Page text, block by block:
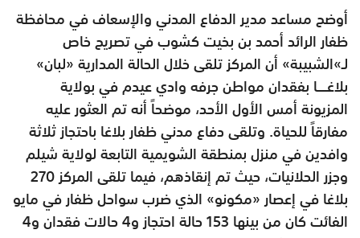
أوضح مساعد مدير الدفاع المدني والإسعاف في محافظة
ظفار الرائد أحمد بن بخيت كشوب في تصريح خاص
لـ»الشبيبة» أن المركز تلقى خلال الحالة المدارية «لبان»
بلاغــــا بفقدان مواطن جرفه وادي عيدم في بولاية
المزيونة أمس الأول الأحد، موضحاً أنه تم العثور عليه
مفارقاً للحياة. وتلقى دفاع مدني ظفار بلاغا باحتجاز ثلاثة
وافدين في منزل بمنطقة الشويمية التابعة لولاية شيلم
وجزر الحلانيات، حيث تم إنقاذهم، فيما تلقى المركز 270
بلاغا في إعصار «مكونو» الذي ضرب سواحل ظفار في مايو
الفائت كان من بينها 153 حالة احتجاز و4 حالات فقدان و4